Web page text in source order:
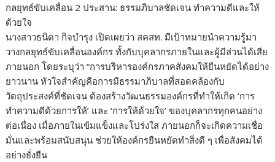
กลยุทธ์ขับเคลื่อน 2 ประสาน: ธรรมภิบาลชัดเจน ทำความดีและให้
ด้วยใจ
นางสาวธนิดา กิจบำรุง เปิดเผยว่า สคสท. มีเป้าหมายนำความรู้มา
วางกลยุทธ์ขับเคลื่อนองค์กร ทั้งกับบุคลากรภายในและผู้มีส่วนได้เสีย
ภายนอก โดยระบุว่า “การบริหารองค์กรภาคสังคมให้ยืนหยัดได้อย่าง
ยาวนาน หัวใจสำคัญคือการมีธรรมาภิบาลที่สอดคล้องกับ
วัตถุประสงค์ที่ชัดเจน ต้องสร้างวัฒนธรรมองค์กรที่ทำให้เกิด ‘การ
ทำความดีด้วยการให้’ และ ‘การให้ด้วยใจ’ ของบุคลากรทุกคนอย่าง
ต่อเนื่อง เมื่อภายในเข้มแข็งและโปร่งใส ภายนอกก็จะเกิดความเชื่อ
มั่นและพร้อมสนับสนุน ช่วยให้องค์กรยืนหยัดทำสิ่งดี ๆ เพื่อสังคมได้
อย่างยั่งยืน